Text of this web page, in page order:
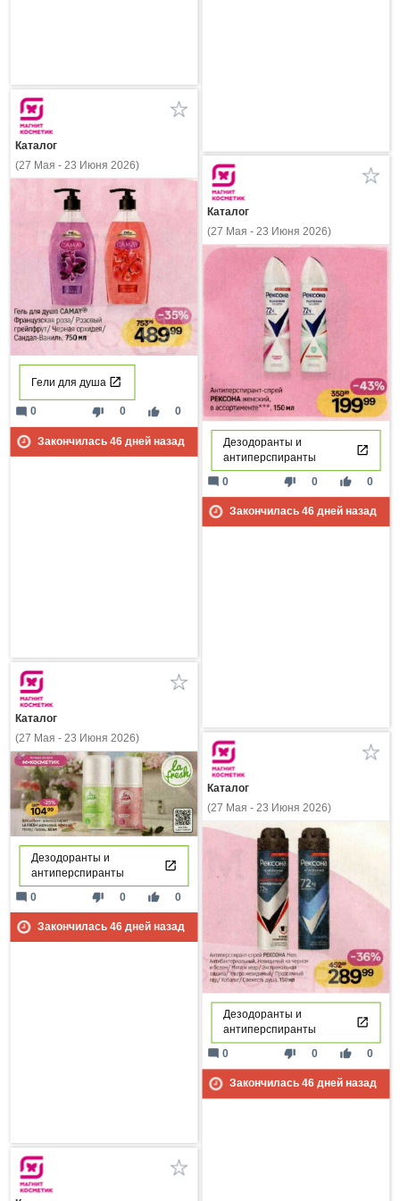
Каталог
(27 Мая - 23 Июня 2026)
Гели для душа
thumb_down 0 thumb_up 0
mode_comment 0
Закончилась 46дней назад
Каталог
(27 Мая - 23 Июня 2026)
Дезодоранты и
антиперспиранты
thumb_down 0 thumb_up 0
mode_comment 0
Закончилась 46дней назад
Каталог
(27 Мая - 23 Июня 2026)
Дезодоранты и
антиперспиранты
thumb_down 0 thumb_up 0
mode_comment 0
Закончилась 46дней назад
Каталог
(27 Мая - 23 Июня 2026)
Дезодоранты и
антиперспиранты
thumb_down 0 thumb_up 0
mode_comment 0
Закончилась 46дней назад